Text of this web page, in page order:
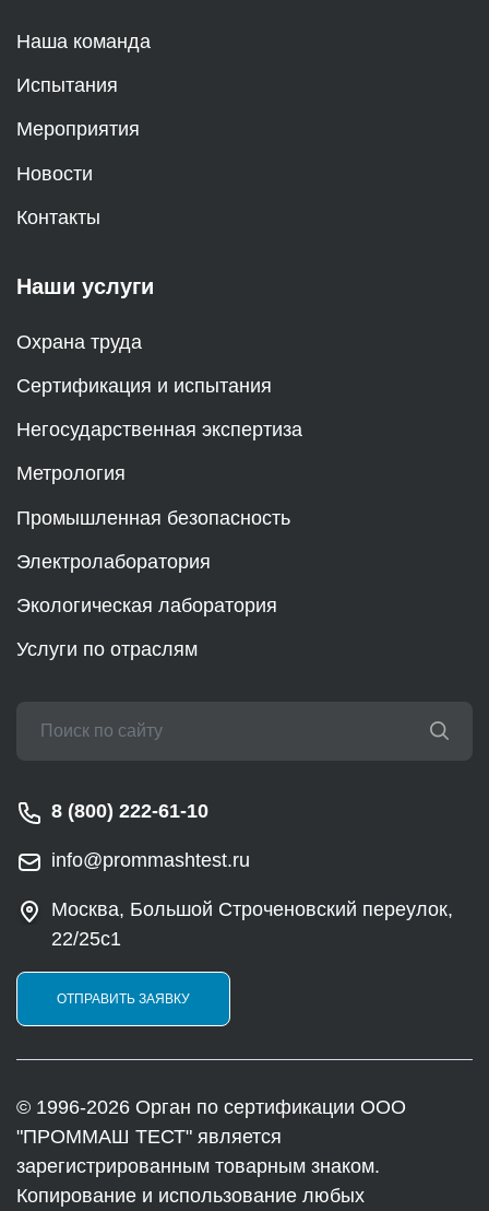
Наша команда
Испытания
Мероприятия
Новости
Контакты
Наши услуги
Охрана труда
Сертификация и испытания
Негосударственная экспертиза
Метрология
Промышленная безопасность
Электролаборатория
Экологическая лаборатория
Услуги по отраслям
8 (800) 222-61-10
info@prommashtest.ru
Москва, Большой Строченовский переулок,
22/25с1
ОТПРАВИТЬ ЗАЯВКУ
© 1996-2026 Орган по сертификации ООО
"ПРОММАШ ТЕСТ" является
зарегистрированным товарным знаком.
Копирование и использование любых